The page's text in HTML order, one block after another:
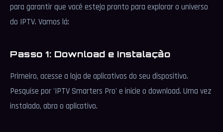
para garantir que você esteja pronto para explorar o universo
do IPTV. Vamos lá:
Passo 1: Download e Instalação
Primeiro, acesse a loja de aplicativos do seu dispositivo.
Pesquise por 'IPTV Smarters Pro' e inicie o download. Uma vez
instalado, abra o aplicativo.